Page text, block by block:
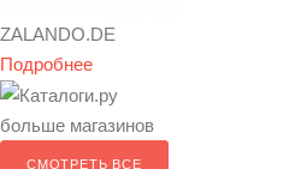
ZALANDO.DE
Подробнее
больше магазинов
СМОТРЕТЬ ВСЕ